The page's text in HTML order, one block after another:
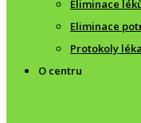
Eliminace
Eliminace
Protokoly
O centru